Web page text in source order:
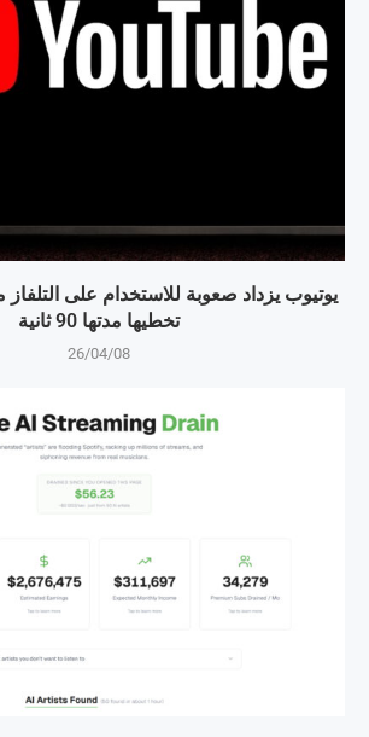
يوتيوب يزداد صعوبة للاستخدام على التلفاز
تخطيها مدتها 90 ثانية
26/04/08